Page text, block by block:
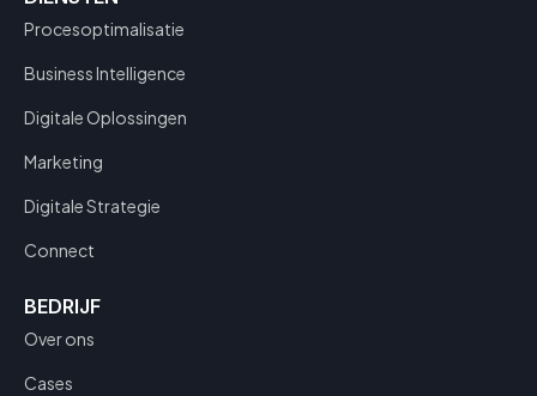
Procesoptimalisatie
Business Intelligence
Digitale Oplossingen
Marketing
Digitale Strategie
Connect
BEDRIJF
Over ons
Cases